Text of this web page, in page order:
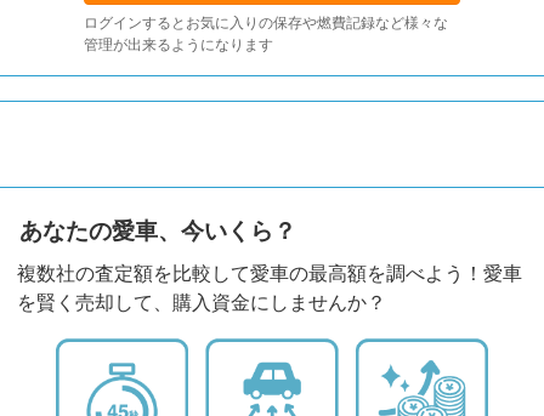
ログインするとお気に入りの保存や燃費記録など様々な
管理が出来るようになります
あなたの愛車、今いくら？
複数社の査定額を比較して愛車の最高額を調べよう！愛車
を賢く売却して、購入資金にしませんか？